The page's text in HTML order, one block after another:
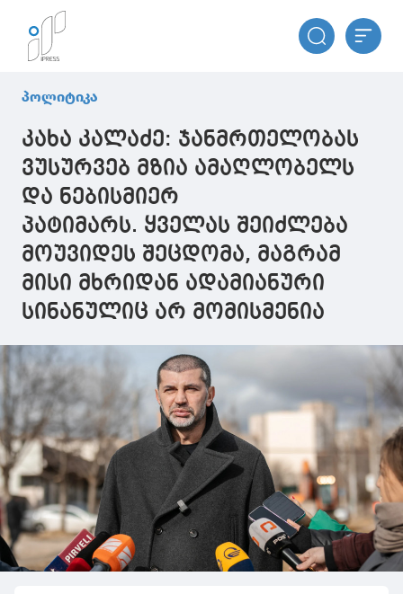
პოლიტიკა
კახა კალაძე: ჯანმრთელობას
ვუსურვებ მზია ამაღლობელს
და ნებისმიერ
პატიმარს. ყველას შეიძლება
მოუვიდეს შეცდომა, მაგრამ
მისი მხრიდან ადამიანური
სინანულიც არ მომისმენია